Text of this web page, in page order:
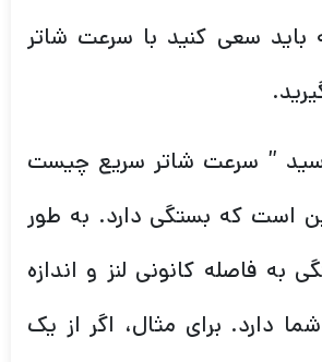
باید سعی کنید با سرعت شاتر
” سرعت شاتر سریع چیست
است که بستگی دارد. به طور
به فاصله کانونی لنز و اندازه
دارد. برای مثال، اگر از یک